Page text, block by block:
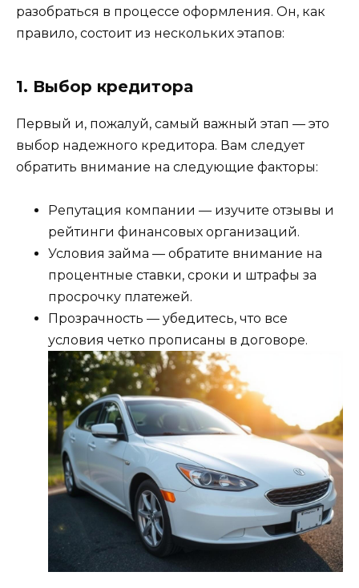
разобраться в процессе оформления. Он, как
правило, состоит из нескольких этапов:
1. Выбор кредитора
Первый и, пожалуй, самый важный этап — это
выбор надежного кредитора. Вам следует
обратить внимание на следующие факторы:
Репутация компании — изучите отзывы и
рейтинги финансовых организаций.
Условия займа — обратите внимание на
процентные ставки, сроки и штрафы за
просрочку платежей.
Прозрачность — убедитесь, что все
условия четко прописаны в договоре.